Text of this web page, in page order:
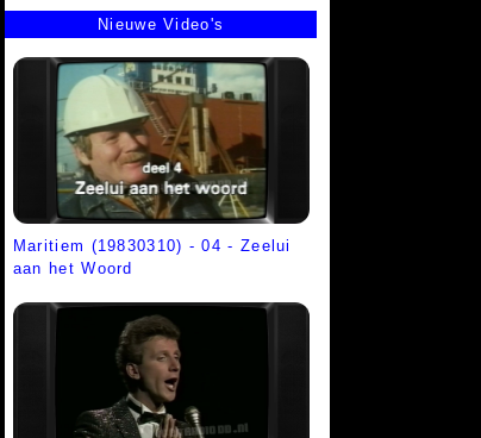
Nieuwe Video's
Maritiem (19830310) - 04 - Zeelui
aan het Woord